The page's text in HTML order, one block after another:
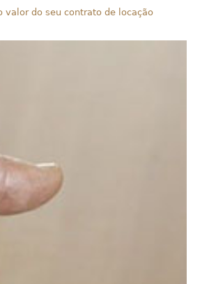
valor do seu contrato de locação